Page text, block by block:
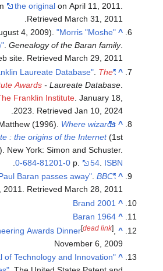
the original on April 11, 2011
Retrieved March 31, 2011
^
4, 2009)."Morris "Moshe"
.Genealogy of the Baran family.
site. Retrieved March 29, 2011
^
"Paul Baran - Franklin Laureate Database"
The
Awards - Laureate Database
Franklin Institute . January 18,
2023 . RetrievedJan 10, 2024
^
(1996). Where wizards
: the origins of the Internet(1st
New York: Simon and Schuster.
p.
54 ISBN
0-684-81201-0
.
^
"Internet pioneer Paul Baran passes away"
.BBC
2011. Retrieved March 28, 2011
^
Brand 2001
^
Baran 1964
^
Awards Dinner[dead link]
November 6, 2009
^
of Technology and Innovation